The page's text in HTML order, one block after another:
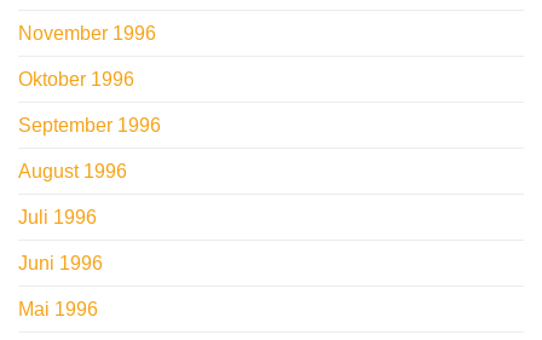
November 1996
Oktober 1996
September 1996
August 1996
Juli 1996
Juni 1996
Mai 1996